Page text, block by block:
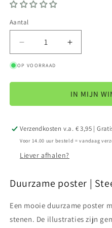
Aantal
Aantal
verlagen
voor
Aantal
verhogen
A4
|
OP VOORRAAD
IN MIJN
Verzendkosten v.a. € 3,95 |
Voor 14.00 uur besteld = vandaag
Liever afhalen?
Duurzame poster |
Een mooie duurzame poster
stenen. De illustraties zijn